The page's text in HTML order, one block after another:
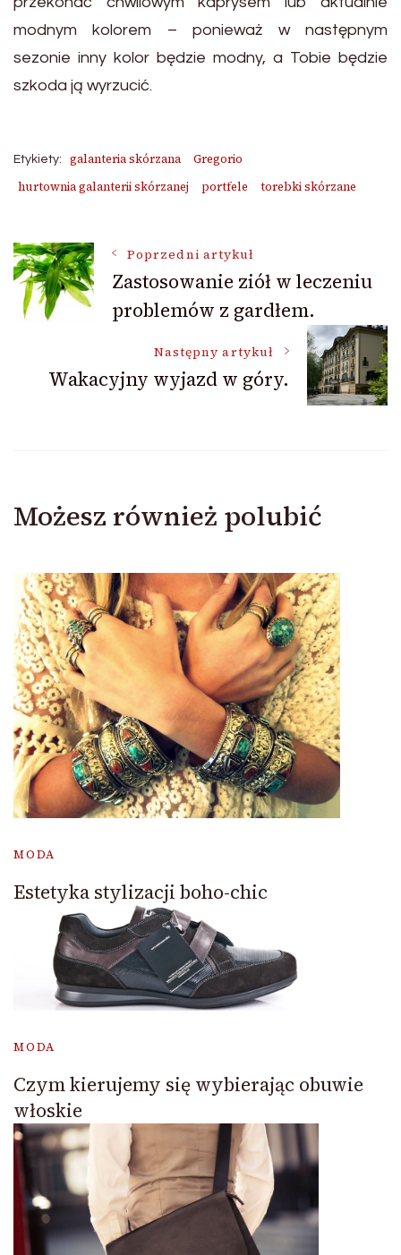
modnym kolorem – ponieważ w następnym
sezonie inny kolor będzie modny, a Tobie będzie
szkoda ją wyrzucić.
Etykiety: galanteria skórzana
Gregorio
hurtownia galanterii skórzanej
portfele torebki skórzane
Nawigacja
wpisu
Poprzedni artykuł
Zastosowanie ziół w leczeniu
problemów z gardłem.
Następny artykuł
Wakacyjny wyjazd w góry.
Możesz również polubić
MODA
Estetyka stylizacji boho-chic
MODA
Czym kierujemy się wybierając obuwie
włoskie